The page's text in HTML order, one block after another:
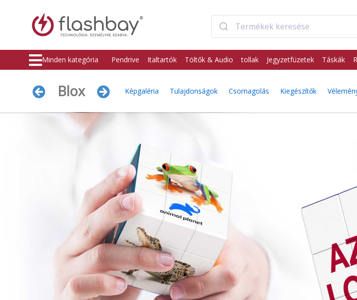
Minden kategória Pendrive Italtartók Töltők & Audio tollak Jegyzetfüzetek Táskák
Blox Képgaléria Tulajdonságok Csomagolás Kiegészítők